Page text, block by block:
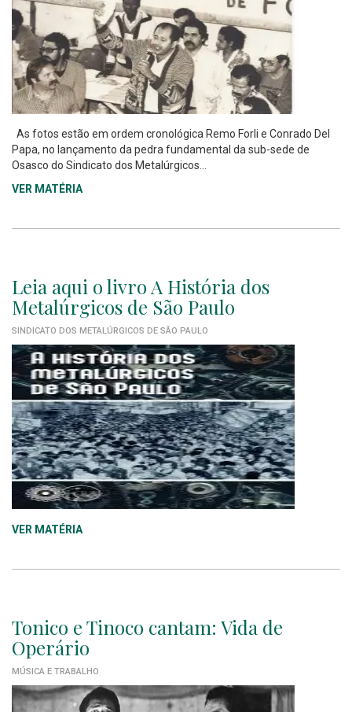
As fotos estão em ordem cronológica Remo Forli e Conrado Del
Papa, no lançamento da pedra fundamental da sub-sede de
Osasco do Sindicato dos Metalúrgicos...
VER MATÉRIA
Leia aqui o livro A História dos
Metalúrgicos de São Paulo
SINDICATO DOS METALÚRGICOS DE SÃO PAULO
VER MATÉRIA
Tonico e Tinoco cantam: Vida de
Operário
MÚSICA E TRABALHO